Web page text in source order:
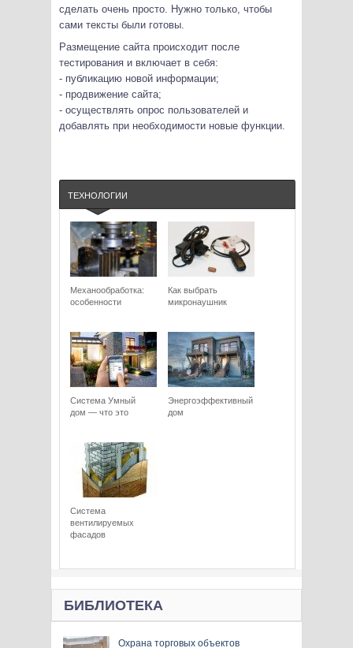
сделать очень просто. Нужно только, чтобы
сами тексты были готовы.
Размещение сайта происходит после
тестирования и включает в себя:
- публикацию новой информации;
- продвижение сайта;
- осуществлять опрос пользователей и
добавлять при необходимости новые функции.
ТЕХНОЛОГИИ
Механообработка:
особенности
Как выбрать
микронаушник
Система Умный
дом — что это
Энергоэффективный
дом
Система
вентилируемых
фасадов
БИБЛИОТЕКА
Охрана торговых объектов